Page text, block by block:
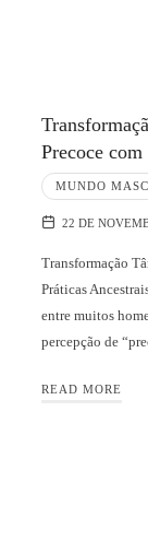
Precoce
MUNDO
22 DE
Transformação
Práticas
entre muitos
percepção de
READ MORE